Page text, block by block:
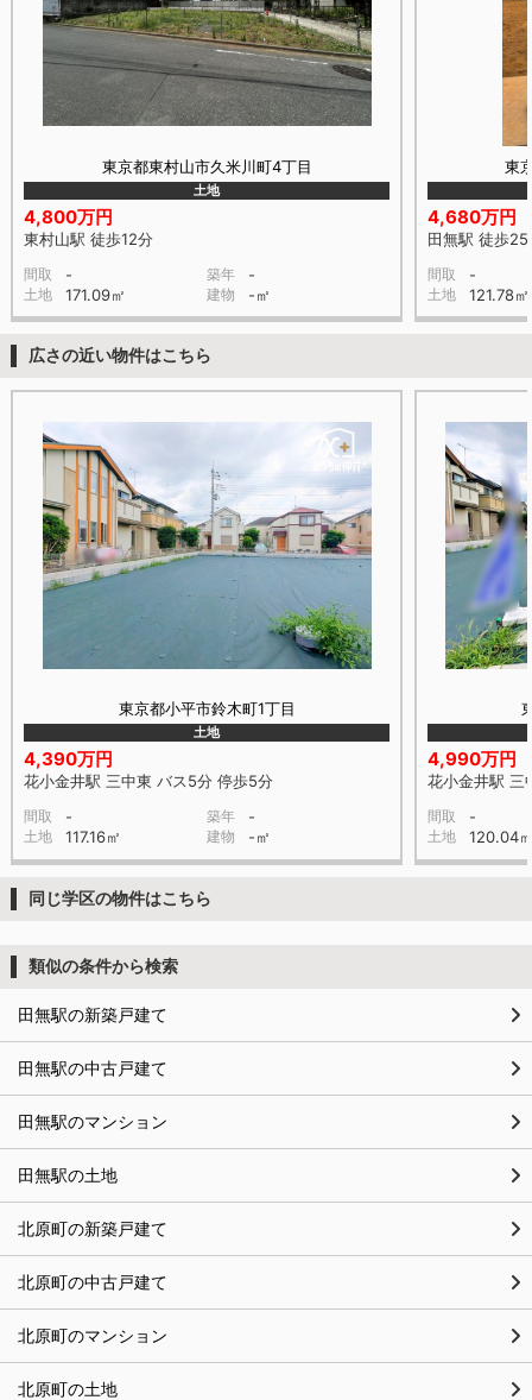
東京都東村山市久米川町4丁目
土地
4,800万円
東村山駅 徒歩12分
間取 - 築年 -
土地 171.09㎡ 建物 -㎡
東
4,680万円
田無駅 徒歩25
間取 -
土地 121.78㎡
広さの近い物件はこちら
東京都小平市鈴木町1丁目
土地
4,390万円
花小金井駅 三中東 バス5分 停歩5分
間取 - 築年 -
土地 117.16㎡ 建物 -㎡
4,990万円
花小金井駅 三
間取 -
土地 120.04
同じ学区の物件はこちら
類似の条件から検索
田無駅の新築戸建て
田無駅の中古戸建て
田無駅のマンション
田無駅の土地
北原町の新築戸建て
北原町の中古戸建て
北原町のマンション
北原町の土地